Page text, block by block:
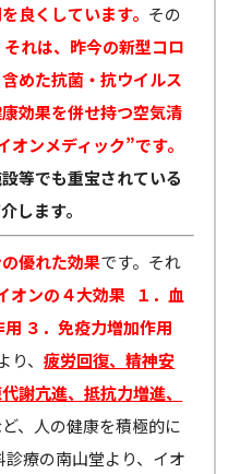
良くしています。 その
それは、昨今の新型コロ
めた抗菌・抗ウイルス
効果を併せ持つ空気清
ンメディック”です。
等でも重宝されている
します。
優れた効果です。それ
オンの４大効果
１．血
用 ３．免疫力増加作用
り、疲労回復、精神安
謝亢進、抵抗力増進、
ど、人の健康を積極的に
療の南山堂より、イオ